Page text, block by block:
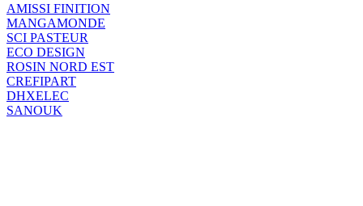
AMISSI FINITION
MANGAMONDE
SCI PASTEUR
ECO DESIGN
ROSIN NORD EST
CREFIPART
DHXELEC
SANOUK